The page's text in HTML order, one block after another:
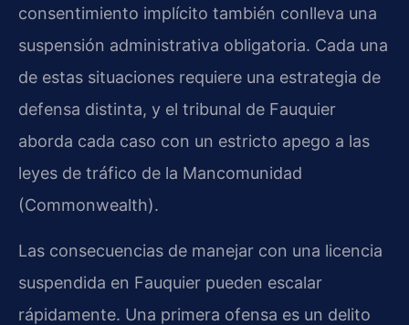
consentimiento implícito también conlleva una
suspensión administrativa obligatoria. Cada una
de estas situaciones requiere una estrategia de
defensa distinta, y el tribunal de Fauquier
aborda cada caso con un estricto apego a las
leyes de tráfico de la Mancomunidad
(Commonwealth).
Las consecuencias de manejar con una licencia
suspendida en Fauquier pueden escalar
rápidamente. Una primera ofensa es un delito